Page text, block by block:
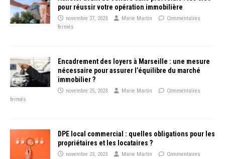
pour réussir votre opération immobilière
novembre 27, 2023 Marie Martin
Commentaires
fermés
Encadrement des loyers à Marseille : une mesure
nécessaire pour assurer l’équilibre du marché
immobilier ?
novembre 25, 2023 Marie Martin
Commentaires
fermés
DPE local commercial : quelles obligations pour les
propriétaires et les locataires ?
novembre 23, 2023 Marie Martin
Commentaires